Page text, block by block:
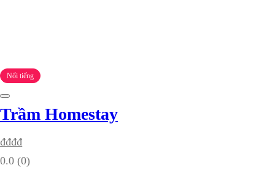
Nổi tiếng
Trầm Homestay
₫₫₫₫
0.0 (0)